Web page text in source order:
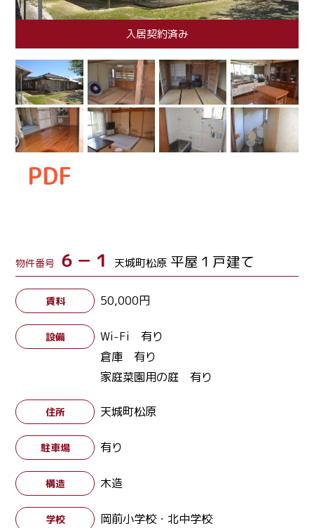
入居契約済み
PDF
物件番号 ６－１ 天城町松原 平屋１戸建て
賃料 50,000円
設備
Wi-Fi 有り
倉庫 有り
家庭菜園用の庭 有り
住所 天城町松原
駐車場 有り
構造 木造
学校 岡前小学校・北中学校